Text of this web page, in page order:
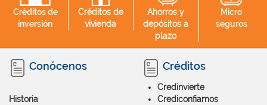
Créditos de
inversión
Créditos de
vivienda
Ahorros y
depósitos a
plazo
Micro
seguros
Conócenos
Historia
Créditos
Credinvierte
Crediconfiamos